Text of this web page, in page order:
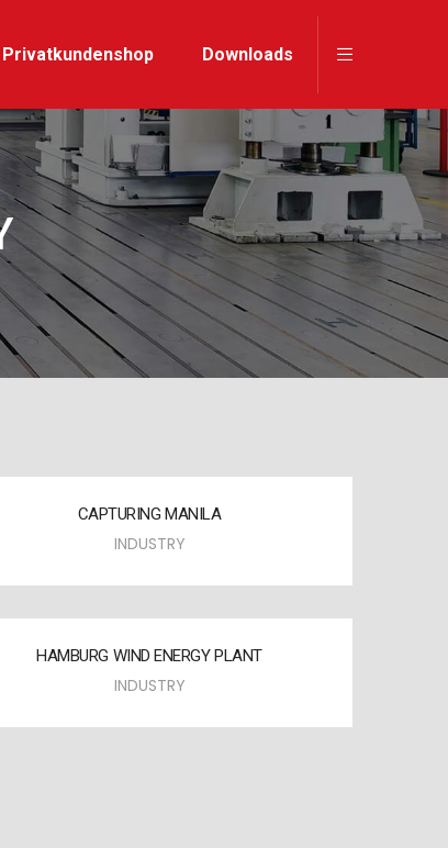
Privatkundenshop Downloads
CAPTURING MANILA
INDUSTRY
HAMBURG WIND ENERGY PLANT
INDUSTRY